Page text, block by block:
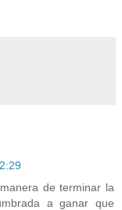
de terminar la
a ganar que